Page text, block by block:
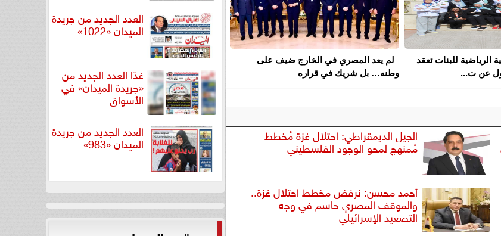
الرياضية للبنات تعقد
عن ت...
لم يعد المصري في الخارج ضيف على
وطنه… بل شريك في قراره
الجيل الديمقراطي: احتلال غزة مُخطط
مُمنهج لمحو الوجود الفلسطيني
أحمد محسن: نرفض مخطط احتلال غزة..
والموقف المصري حاسم في وجه
التصعيد الإسرائيلي
العدد الجديد من جريدة
الميدان «1022»
غدًا العدد الجديد من
«جريدة الميدان» في
الأسواق
العدد الجديد من جريدة
الميدان «983»